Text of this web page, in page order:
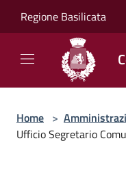
Regione Basilicata
Home >
Ufficio Segretario